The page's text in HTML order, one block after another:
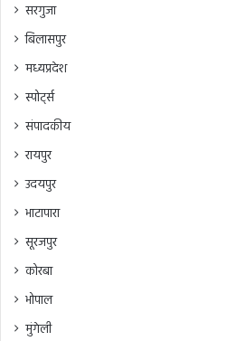
सरगुजा
बिलासपुर
मध्यप्रदेश
स्पोर्ट्स
संपादकीय
रायपुर
उदयपुर
भाटापारा
सूरजपुर
कोरबा
भोपाल
मुंगेली